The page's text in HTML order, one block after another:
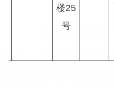
楼25
号